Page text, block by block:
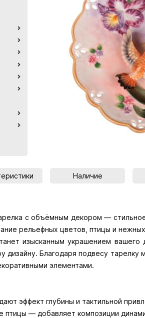
Наличие
с объёмным декором —
рельефных цветов, птицы и
изысканным украшением
дизайну. Благодаря подвесу
элементами.
эффект глубины и тактильной
птицы — добавляет композиции